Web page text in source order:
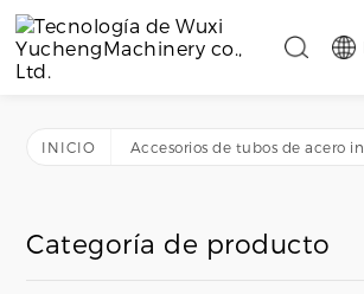
INICIO Accesorios de tubos de acero
Categoría de producto